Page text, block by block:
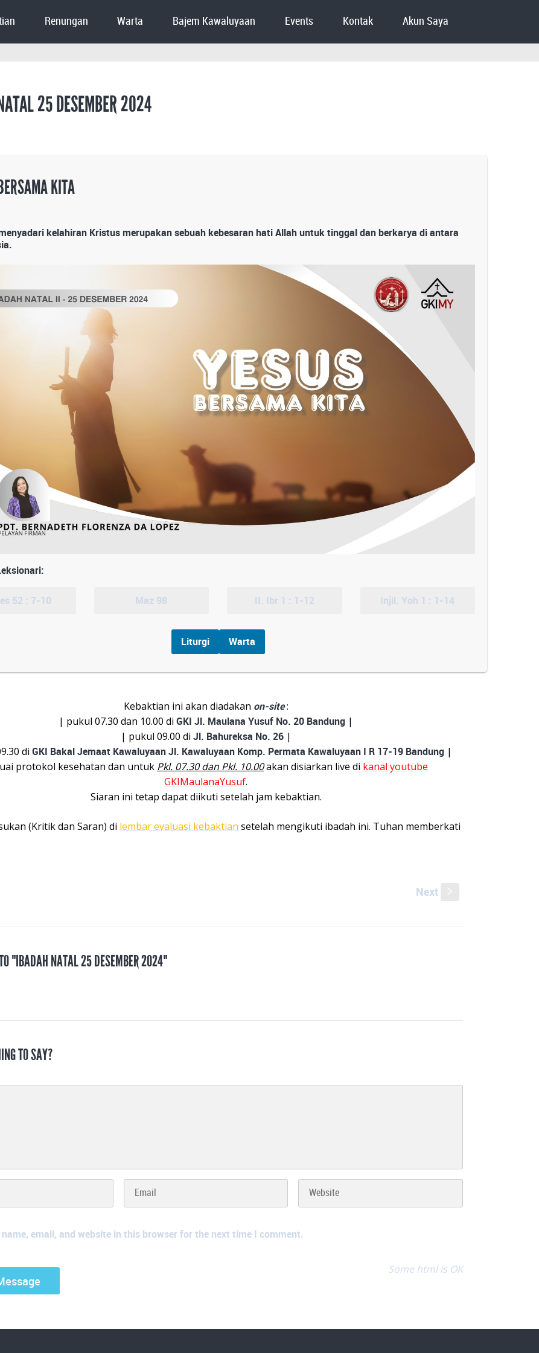
Renungan Warta Bajem Kawaluyaan Events Kontak Akun Saya
25 DESEMBER 2024
KITA
kelahiran Kristus merupakan sebuah kebesaran hati Allah untuk tinggal dan berkarya di antara
52 : 7-10 Maz 98 II. Ibr 1 : 1-12 Injil. Yoh 1 : 1-14
Liturgi Warta
Kebaktian ini akan diadakan on-site:
| pukul 07.30 dan 10.00 diGKI Jl. Maulana Yusuf No. 20 Bandung |
| pukul 09.00 di Jl. Bahureksa No. 26|
diGKI Bakal Jemaat Kawaluyaan Jl. Kawaluyaan Komp. Permata Kawaluyaan I R 17-19 Bandung |
protokol kesehatan dan untuk Pkl. 07.30 dan Pkl. 10.00akan disiarkan live di kanal youtube
GKIMaulanaYusuf.
Siaran ini tetap dapat diikuti setelah jam kebaktian.
(Kritik dan Saran) di lembar evaluasi kebaktian setelah mengikuti ibadah ini. Tuhan memberkati
Next
"IBADAH NATAL 25 DESEMBER 2024"
TO SAY?
name, email, and website in this browser for the next time I comment.
Some html is OK